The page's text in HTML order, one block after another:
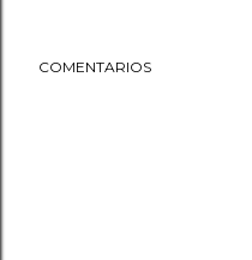
COMENTARIOS